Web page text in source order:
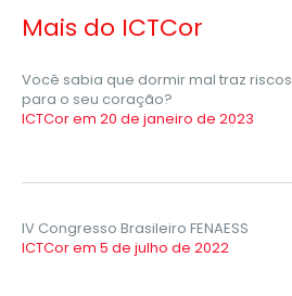
Mais do ICTCor
Você sabia que dormir mal traz riscos
para o seu coração?
ICTCor em 20 de janeiro de 2023
IV Congresso Brasileiro FENAESS
ICTCor em 5 de julho de 2022